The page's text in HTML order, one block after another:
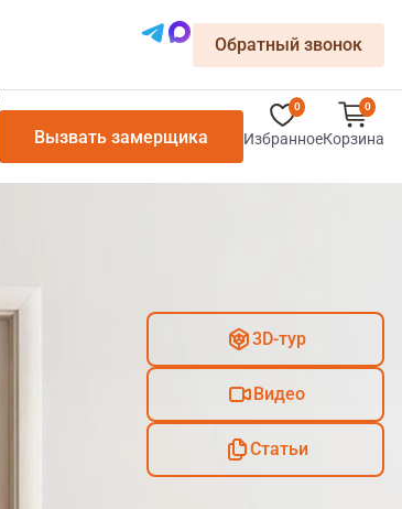
Обратный звонок
Вызвать замерщика
0
Избранное
0
Корзина
3D-тур
Видео
Статьи